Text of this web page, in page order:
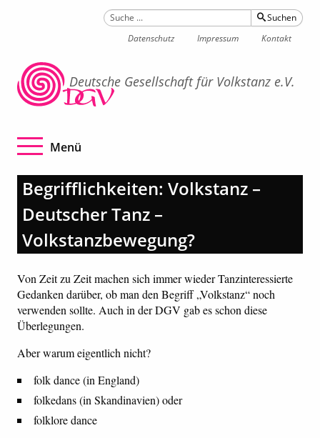
Suchen
Datenschutz
Impressum Kontakt
Deutsche Gesellschaft für Volkstanz e.V.
Navigation betätigen
Menü
Begrifflichkeiten: Volkstanz –
Deutscher Tanz –
Volkstanzbewegung?
Von Zeit zu Zeit machen sich immer wieder Tanzinteressierte
Gedanken darüber, ob man den Begriff „Volkstanz“ noch
verwenden sollte. Auch in der DGV gab es schon diese
Überlegungen.
Aber warum eigentlich nicht?
folk dance (in England)
folkedans (in Skandinavien) oder
folklore dance